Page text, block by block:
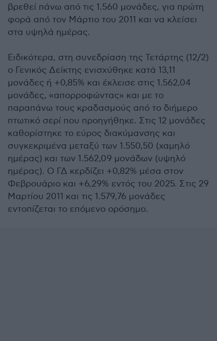
βρεθεί πάνω από τις 1.560 μονάδες, για πρώτη
φορά από τον Μάρτιο του 2011 και να κλείσει
στα υψηλά ημέρας.
Ειδικότερα, στη συνεδρίαση της Τετάρτης (12/2)
ο Γενικός Δείκτης ενισχύθηκε κατά 13,11
μονάδες ή +0,85% και έκλεισε στις 1.562,04
μονάδες, «απορροφώντας» και με το
παραπάνω τους κραδασμούς από το διήμερο
πτωτικό σερί που προηγήθηκε. Στις 12 μονάδες
καθορίστηκε το εύρος διακύμανσης και
συγκεκριμένα μεταξύ των 1.550,50 (χαμηλό
ημέρας) και των 1.562,09 μονάδων (υψηλό
ημέρας). Ο ΓΔ κερδίζει +0,82% μέσα στον
Φεβρουάριο και +6,29% εντός του 2025. Στις 29
Μαρτίου 2011 και τις 1.579,76 μονάδες
εντοπίζεται το επόμενο ορόσημο.